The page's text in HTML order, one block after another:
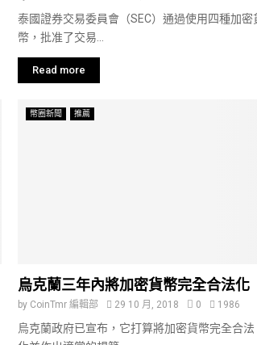
泰國證券交易委員會（SEC）通過使用四種加密
幣，批准了交易...
Read more
幣圈新聞 推薦
烏克蘭三年內將加密貨幣完全合法化
by CoinTmr 編輯部 29 10 月, 2018 0 1986
烏克蘭政府已宣布，它打算將加密貨幣完全合法